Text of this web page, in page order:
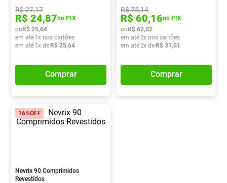
R$27,17
R$ 24,87no PIX
ouR$ 25,64
em até 1x nos cartões
em até 1x deR$ 25,64
Comprar
R$75,14
R$ 60,16no PIX
ouR$ 62,02
em até2x nos cartões
em até2x deR$ 31 ,01
Comprar
16%OFF
Nevrix 90 Comprimidos
Revestidos